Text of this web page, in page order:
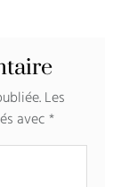
Les
avec*